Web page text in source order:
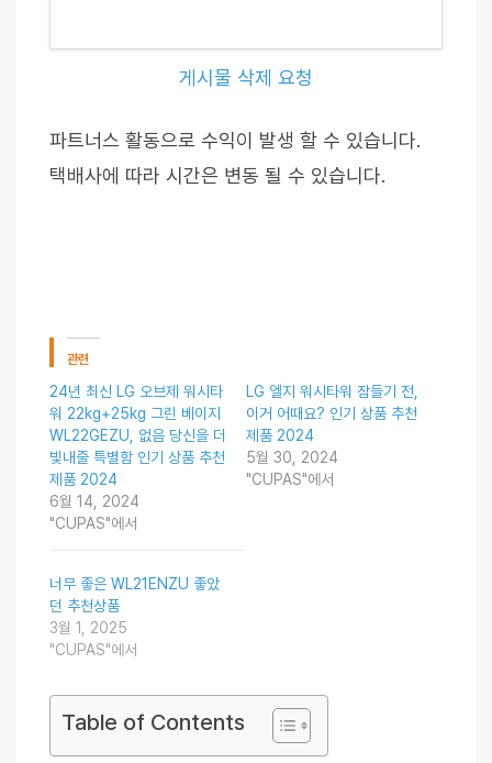
게시물 삭제 요청
파트너스 활동으로 수익이 발생 할 수 있습니다.
택배사에 따라 시간은 변동 될 수 있습니다.
관련
24년 최신 LG 오브제 워시타
워 22kg+25kg 그린 베이지
WL22GEZU, 없음 당신을 더
빛내줄 특별함 인기 상품 추천
제품 2024
6월 14, 2024
"CUPAS"에서
LG 엘지 워시타워 잠들기 전,
이거 어때요? 인기 상품 추천
제품 2024
5월 30, 2024
"CUPAS"에서
너무 좋은 WL21ENZU 좋았
던 추천상품
3월 1, 2025
"CUPAS"에서
Table of Contents